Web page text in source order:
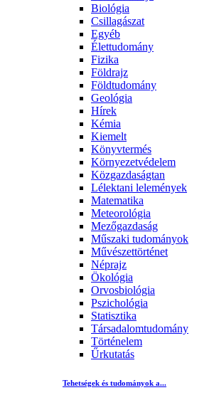
Biológia
Csillagászat
Egyéb
Élettudomány
Fizika
Földrajz
Földtudomány
Geológia
Hírek
Kémia
Kiemelt
Könyvtermés
Környezetvédelem
Közgazdaságtan
Lélektani lelemények
Matematika
Meteorológia
Mezőgazdaság
Műszaki tudományok
Művészettörténet
Néprajz
Ökológia
Orvosbiológia
Pszichológia
Statisztika
Társadalomtudomány
Történelem
Űrkutatás
Tehetségek és tudományok a...